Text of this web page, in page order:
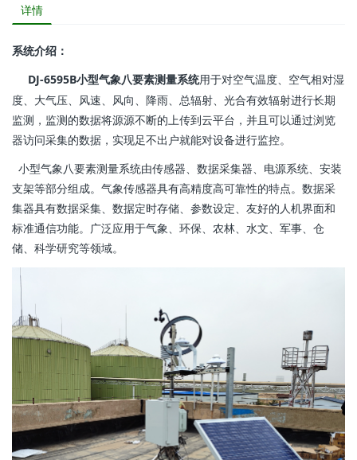
详情
系统介绍：
DJ-6595B小型气象八要素测量系统用于对空气温度、空气相对湿
度、大气压、风速、风向、降雨、总辐射、光合有效辐射进行长期
监测，监测的数据将源源不断的上传到云平台，并且可以通过浏览
器访问采集的数据，实现足不出户就能对设备进行监控。
小型气象八要素测量系统由传感器、数据采集器、电源系统、安装
支架等部分组成。气象传感器具有高精度高可靠性的特点。数据采
集器具有数据采集、数据定时存储、参数设定、友好的人机界面和
标准通信功能。广泛应用于气象、环保、农林、水文、军事、仓
储、科学研究等领域。